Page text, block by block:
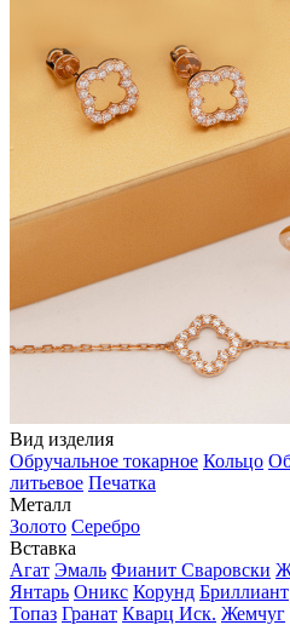
Вид изделия
Обручальное токарное Кольцо
литьевое Печатка
Металл
Золото Серебро
Вставка
Агат Эмаль Фианит Сваровски
Янтарь Оникс Корунд Бриллиант
Топаз Гранат Кварц Иск. Жемчуг